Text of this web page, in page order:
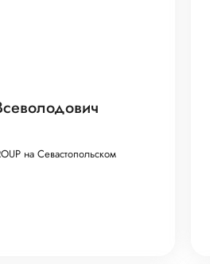
на Севастопольском